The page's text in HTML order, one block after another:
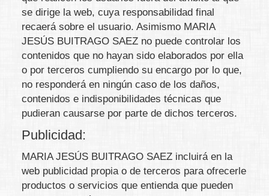
se dirige la web, cuya responsabilidad final
recaerá sobre el usuario. Asimismo MARIA
JESÚS BUITRAGO SAEZ no puede controlar los
contenidos que no hayan sido elaborados por ella
o por terceros cumpliendo su encargo por lo que,
no responderá en ningún caso de los daños,
contenidos e indisponibilidades técnicas que
pudieran causarse por parte de dichos terceros.
Publicidad:
MARIA JESÚS BUITRAGO SAEZ incluirá en la
web publicidad propia o de terceros para ofrecerle
productos o servicios que entienda que pueden